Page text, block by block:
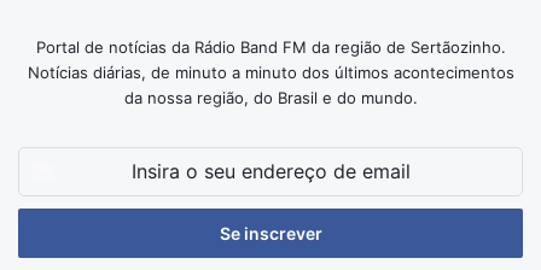
Portal de notícias da Rádio Band FM da região de Sertãozinho.
Notícias diárias, de minuto a minuto dos últimos acontecimentos
da nossa região, do Brasil e do mundo.
seu
de